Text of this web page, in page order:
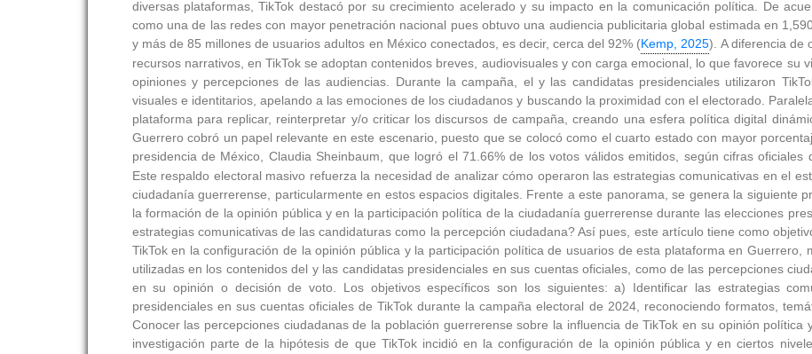
diversas plataformas, TikTok destacó por su crecimiento acelerado y su impacto en la comunicación política. De
como una de las redes con mayor penetración nacional pues obtuvo una audiencia publicitaria global estimada en
y más de 85 millones de usuarios adultos en México conectados, es decir, cerca del 92% (Kemp, 2025). A diferencia de
recursos narrativos, en TikTok se adoptan contenidos breves, audiovisuales y con carga emocional, lo que favorece su
opiniones y percepciones de las audiencias. Durante la campaña, el y las candidatas presidenciales utilizaron
visuales e identitarios, apelando a las emociones de los ciudadanos y buscando la proximidad con el electorado.
plataforma para replicar, reinterpretar y/o criticar los discursos de campaña, creando una esfera política digital
Guerrero cobró un papel relevante en este escenario, puesto que se colocó como el cuarto estado con mayor
presidencia de México, Claudia Sheinbaum, que logró el 71.66% de los votos válidos emitidos, según cifras oficiales
Este respaldo electoral masivo refuerza la necesidad de analizar cómo operaron las estrategias comunicativas en el
ciudadanía guerrerense, particularmente en estos espacios digitales. Frente a este panorama, se genera la siguiente
la formación de la opinión pública y en la participación política de la ciudadanía guerrerense durante las elecciones
estrategias comunicativas de las candidaturas como la percepción ciudadana? Así pues, este artículo tiene como
TikTok en la configuración de la opinión pública y la participación política de usuarios de esta plataforma en Guerrero,
utilizadas en los contenidos del y las candidatas presidenciales en sus cuentas oficiales, como de las percepciones
en su opinión o decisión de voto. Los objetivos específicos son los siguientes: a) Identificar las estrategias
presidenciales en sus cuentas oficiales de TikTok durante la campaña electoral de 2024, reconociendo formatos,
Conocer las percepciones ciudadanas de la población guerrerense sobre la influencia de TikTok en su opinión
investigación parte de la hipótesis de que TikTok incidió en la configuración de la opinión pública y en ciertos